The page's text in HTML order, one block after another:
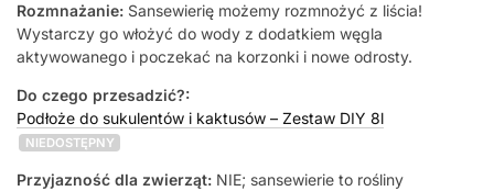
Rozmnażanie: Sansewierię możemy rozmnożyć z liścia!
Wystarczy go włożyć do wody z dodatkiem węgla
aktywowanego i poczekać na korzonki i nowe odrosty.
Do czego przesadzić?:
Podłoże do sukulentów i kaktusów – Zestaw DIY 8l
NIEDOSTĘPNY
Przyjazność dla zwierząt: NIE; sansewierie to rośliny